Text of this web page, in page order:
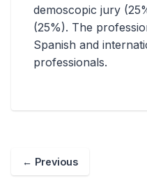
demoscopic jury
(25%). The
Spanish and
professionals.
← Previous